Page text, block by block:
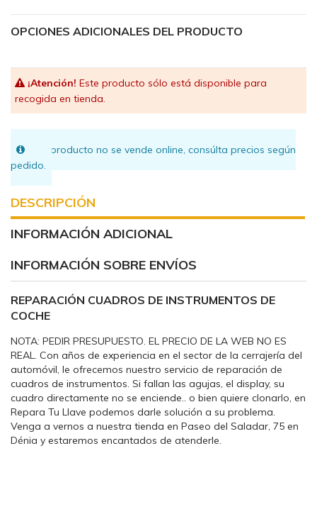
OPCIONES ADICIONALES DEL PRODUCTO
¡Atención! Este producto sólo está disponible para
recogida en tienda.
Este producto no se vende online, consúlta precios según
pedido.
DESCRIPCIÓN
INFORMACIÓN ADICIONAL
INFORMACIÓN SOBRE ENVÍOS
REPARACIÓN CUADROS DE INSTRUMENTOS DE
COCHE
NOTA: PEDIR PRESUPUESTO. EL PRECIO DE LA WEB NO ES
REAL. Con años de experiencia en el sector de la cerrajería del
automóvil, le ofrecemos nuestro servicio de reparación de
cuadros de instrumentos. Si fallan las agujas, el display, su
cuadro directamente no se enciende.. o bien quiere clonarlo, en
Repara Tu Llave podemos darle solución a su problema.
Venga a vernos a nuestra tienda en Paseo del Saladar, 75 en
Dénia y estaremos encantados de atenderle.